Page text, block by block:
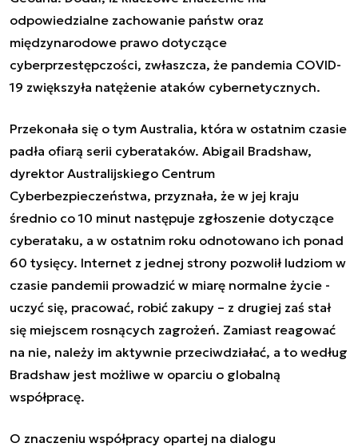
odpowiedzialne zachowanie państw oraz
międzynarodowe prawo dotyczące
cyberprzestępczości, zwłaszcza, że pandemia COVID-
19 zwiększyła natężenie ataków cybernetycznych.
Przekonała się o tym Australia, która w ostatnim czasie
padła ofiarą serii cyberataków. Abigail Bradshaw,
dyrektor Australijskiego Centrum
Cyberbezpieczeństwa, przyznała, że w jej kraju
średnio co 10 minut następuje zgłoszenie dotyczące
cyberataku, a w ostatnim roku odnotowano ich ponad
60 tysięcy. Internet z jednej strony pozwolił ludziom w
czasie pandemii prowadzić w miarę normalne życie -
uczyć się, pracować, robić zakupy – z drugiej zaś stał
się miejscem rosnących zagrożeń. Zamiast reagować
na nie, należy im aktywnie przeciwdziałać, a to według
Bradshaw jest możliwe w oparciu o globalną
współpracę.
O znaczeniu współpracy opartej na dialogu